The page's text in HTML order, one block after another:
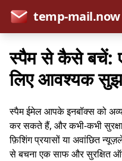
temp-mail.now
स्पैम से कैसे बचें:
लिए आवश्यक
स्पैम ईमेल आपके इनबॉक्स को
कर सकते हैं, और कभी-कभी
फ़िशिंग प्रयासों या अवांछित
से बचना एक साफ और सुरक्षित